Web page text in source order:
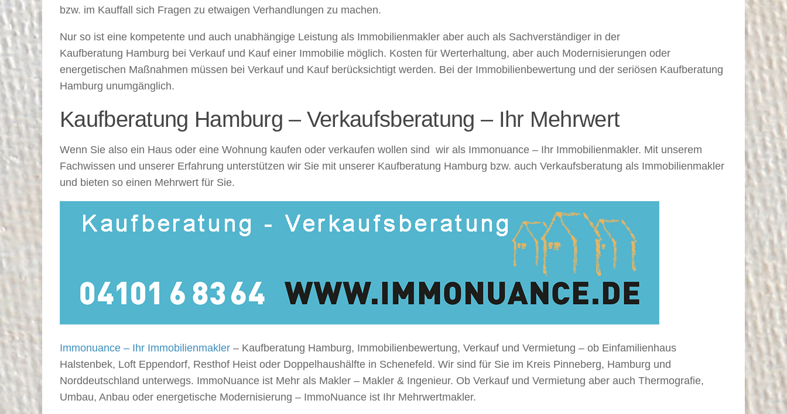
bzw. im Kauffall sich Fragen zu etwaigen Verhandlungen zu machen.
Nur so ist eine kompetente und auch unabhängige Leistung als Immobilienmakler aber auch als Sachverständiger in der
Kaufberatung Hamburg bei Verkauf und Kauf einer Immobilie möglich. Kosten für Werterhaltung, aber auch Modernisierungen oder
energetischen Maßnahmen müssen bei Verkauf und Kauf berücksichtigt werden. Bei der Immobilienbewertung und der seriösen Kaufberatung
Hamburg unumgänglich.
Kaufberatung Hamburg – Verkaufsberatung – Ihr Mehrwert
Wenn Sie also ein Haus oder eine Wohnung kaufen oder verkaufen wollen sind wir als Immonuance – Ihr Immobilienmakler. Mit unserem
Fachwissen und unserer Erfahrung unterstützen wir Sie mit unserer Kaufberatung Hamburg bzw. auch Verkaufsberatung als Immobilienmakler
und bieten so einen Mehrwert für Sie.
Immonuance – Ihr Immobilienmakler – Kaufberatung Hamburg, Immobilienbewertung, Verkauf und Vermietung – ob Einfamilienhaus
Halstenbek, Loft Eppendorf, Resthof Heist oder Doppelhaushälfte in Schenefeld. Wir sind für Sie im Kreis Pinneberg, Hamburg und
Norddeutschland unterwegs. ImmoNuance ist Mehr als Makler – Makler & Ingenieur. Ob Verkauf und Vermietung aber auch Thermografie,
Umbau, Anbau oder energetische Modernisierung – ImmoNuance ist Ihr Mehrwertmakler.